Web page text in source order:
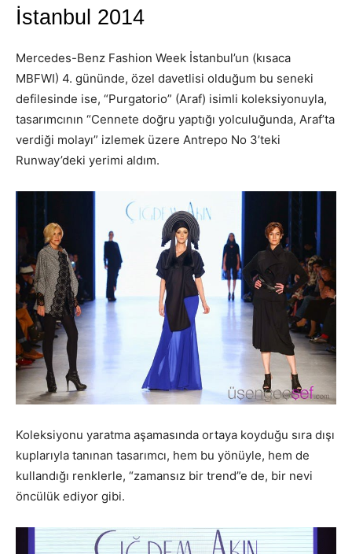
İstanbul 2014
Mercedes-Benz Fashion Week İstanbul’un (kısaca
MBFWI) 4. gününde, özel davetlisi olduğum bu seneki
defilesinde ise, “Purgatorio” (Araf) isimli koleksiyonuyla,
tasarımcının “Cennete doğru yaptığı yolculuğunda, Araf’ta
verdiği molayı” izlemek üzere Antrepo No 3’teki
Runway’deki yerimi aldım.
Koleksiyonu yaratma aşamasında ortaya koyduğu sıra dışı
kuplarıyla tanınan tasarımcı, hem bu yönüyle, hem de
kullandığı renklerle, “zamansız bir trend”e de, bir nevi
öncülük ediyor gibi.